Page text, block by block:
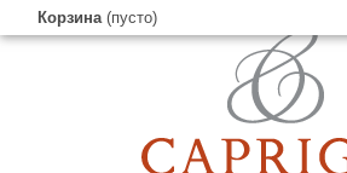
Корзина (пусто)